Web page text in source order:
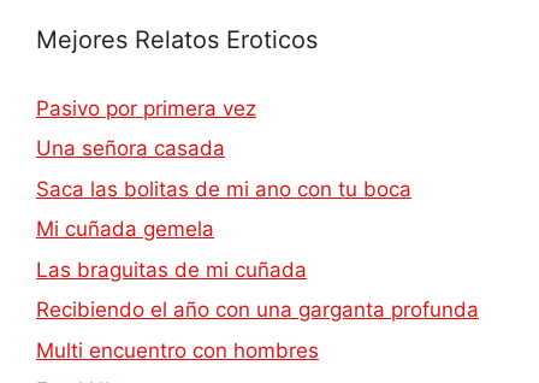
Mejores Relatos Eroticos
Pasivo por primera vez
Una señora casada
Saca las bolitas de mi ano con tu boca
Mi cuñada gemela
Las braguitas de mi cuñada
Recibiendo el año con una garganta profunda
Multi encuentro con hombres